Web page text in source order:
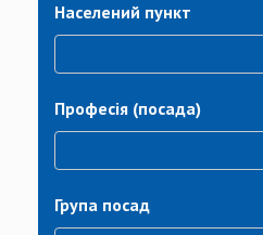
Населений пункт
Професія (посада)
Група посад